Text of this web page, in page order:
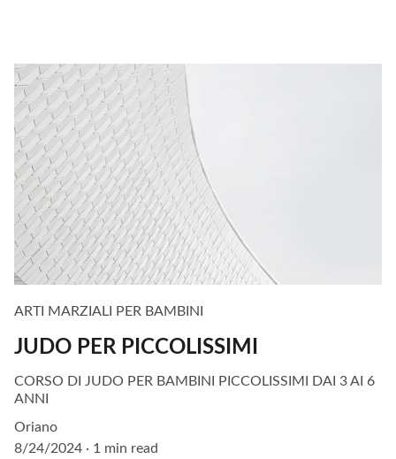
ARTI MARZIALI PER BAMBINI
JUDO PER PICCOLISSIMI
CORSO DI JUDO PER BAMBINI PICCOLISSIMI DAI 3 AI 6
ANNI
Oriano
8/24/2024
1 min read